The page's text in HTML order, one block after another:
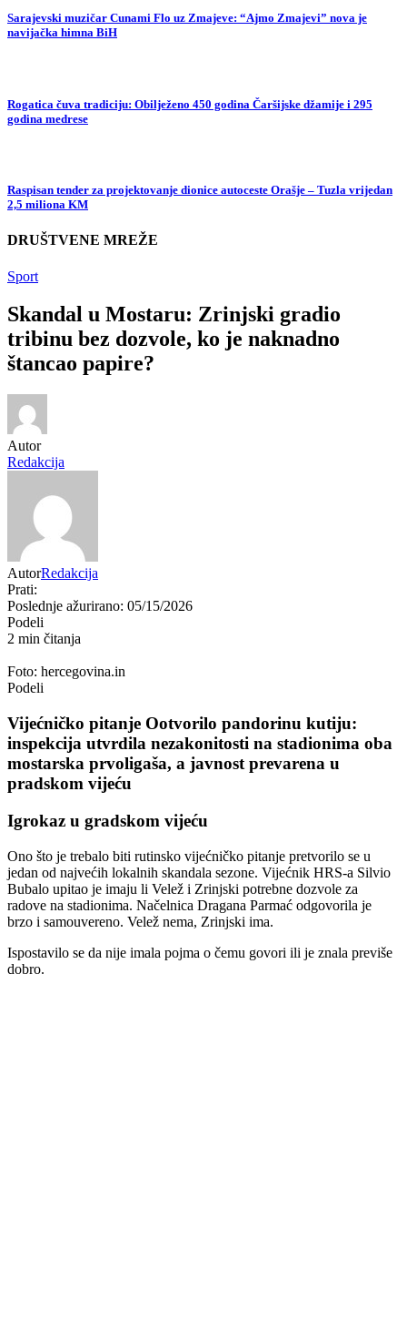
Sarajevski muzičar Cunami Flo uz Zmajeve: “Ajmo Zmajevi” nova je
navijačka himna BiH
Rogatica čuva tradiciju: Obilježeno 450 godina Čaršijske džamije i 295
godina medrese
Raspisan tender za projektovanje dionice autoceste Orašje – Tuzla vrijedan
2,5 miliona KM
DRUŠTVENE MREŽE
Sport
Skandal u Mostaru: Zrinjski gradio
tribinu bez dozvole, ko je naknadno
štancao papire?
Autor
Redakcija
AutorRedakcija
Prati:
Poslednje ažurirano: 05/15/2026
Podeli
2 min čitanja
Foto: hercegovina.in
Podeli
Vijećničko pitanje Ootvorilo pandorinu kutiju:
inspekcija utvrdila nezakonitosti na stadionima oba
mostarska prvoligaša, a javnost prevarena u
pradskom vijeću
Igrokaz u gradskom vijeću
Ono što je trebalo biti rutinsko vijećničko pitanje pretvorilo se u
jedan od najvećih lokalnih skandala sezone. Vijećnik HRS-a Silvio
Bubalo upitao je imaju li Velež i Zrinjski potrebne dozvole za
radove na stadionima. Načelnica Dragana Parmać odgovorila je
brzo i samouvereno. Velež nema, Zrinjski ima.
Ispostavilo se da nije imala pojma o čemu govori ili je znala previše
dobro.